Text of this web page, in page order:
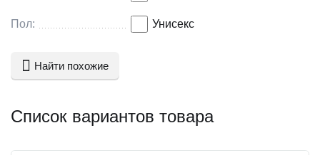
Пол: Унисекс
Найти похожие
Список вариантов товара